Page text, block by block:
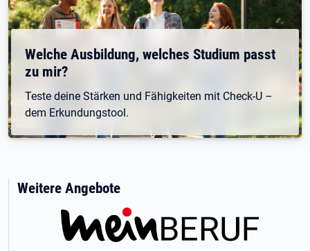
Welche Ausbildung, welches Studium passt
zu mir?
Teste deine Stärken und Fähigkeiten mit Check-U –
dem Erkundungstool.
Weitere Angebote